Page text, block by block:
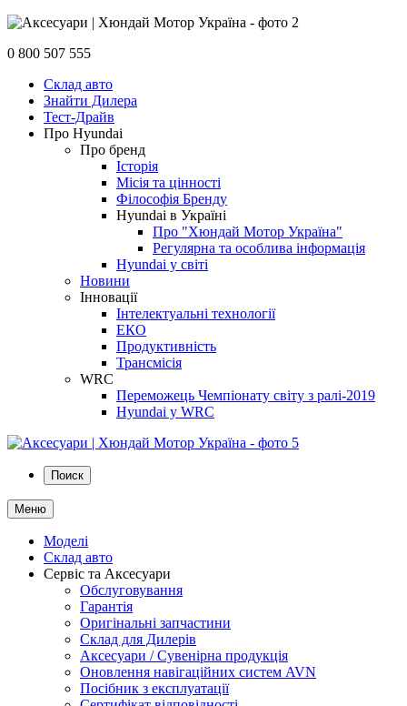
0 800 507 555
Склад авто
Знайти Дилера
Тест-Драйв
Про Hyundai
Про бренд
Історія
Місія та цінності
Філософія Бренду
Hyundai в Україні
Про "Хюндай Мотор Україна"
Регулярна та особлива інформація
Hyundai у світі
Новини
Інновації
Інтелектуальні технології
ЕКО
Продуктивність
Трансмісія
WRC
Переможець Чемпіонату світу з ралі-2019
Hyundai у WRC
Поиск
Меню
Моделі
Склад авто
Сервіс та Аксесуари
Обслуговування
Гарантія
Оригінальні запчастини
Склад для Дилерів
Аксесуари / Сувенірна продукція
Оновлення навігаційних систем AVN
Посібник з експлуатації